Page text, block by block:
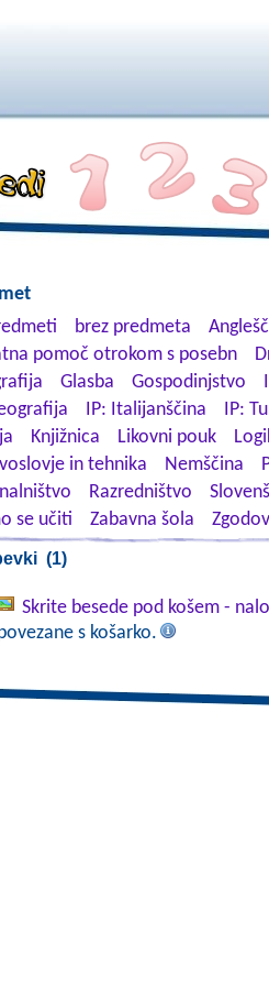
brez predmeta
pomoč otrokom s posebn
Glasba Gospodinjstvo
IP: Italijanščina IP:
Knjižnica Likovni pouk
in tehnika
Nemščina
Razredništvo
se učiti
Zabavna šola
(1)
Skrite besede pod košem -
s košarko.